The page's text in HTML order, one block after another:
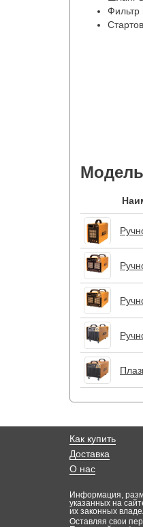
Как купить
Доставка
О нас
Информация,
указанных на
их законных
Оставляя свои